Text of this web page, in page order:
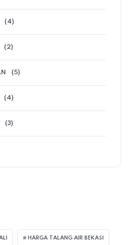
(4)
(2)
(5)
(4)
(3)
HARGA TALANG AIR BEKASI